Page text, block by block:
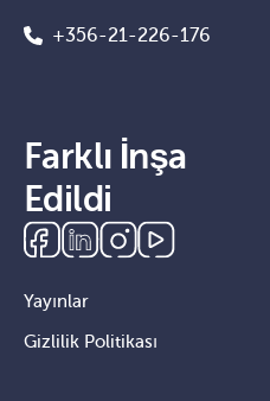
+356-21-226-176
Farklı İnşa
Edildi
Yayınlar
Gizlilik Politikası